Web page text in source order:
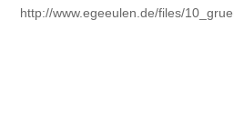
http://www.egeeulen.de/files/